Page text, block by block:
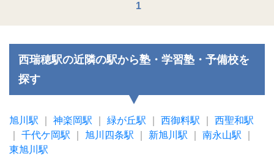
1
西瑞穂駅の近隣の駅から塾・学習塾・予備校を
探す
旭川駅 神楽岡駅 緑が丘駅 西御料駅
西聖和駅
千代ケ岡駅 旭川四条駅 新旭川駅 南永山駅
東旭川駅